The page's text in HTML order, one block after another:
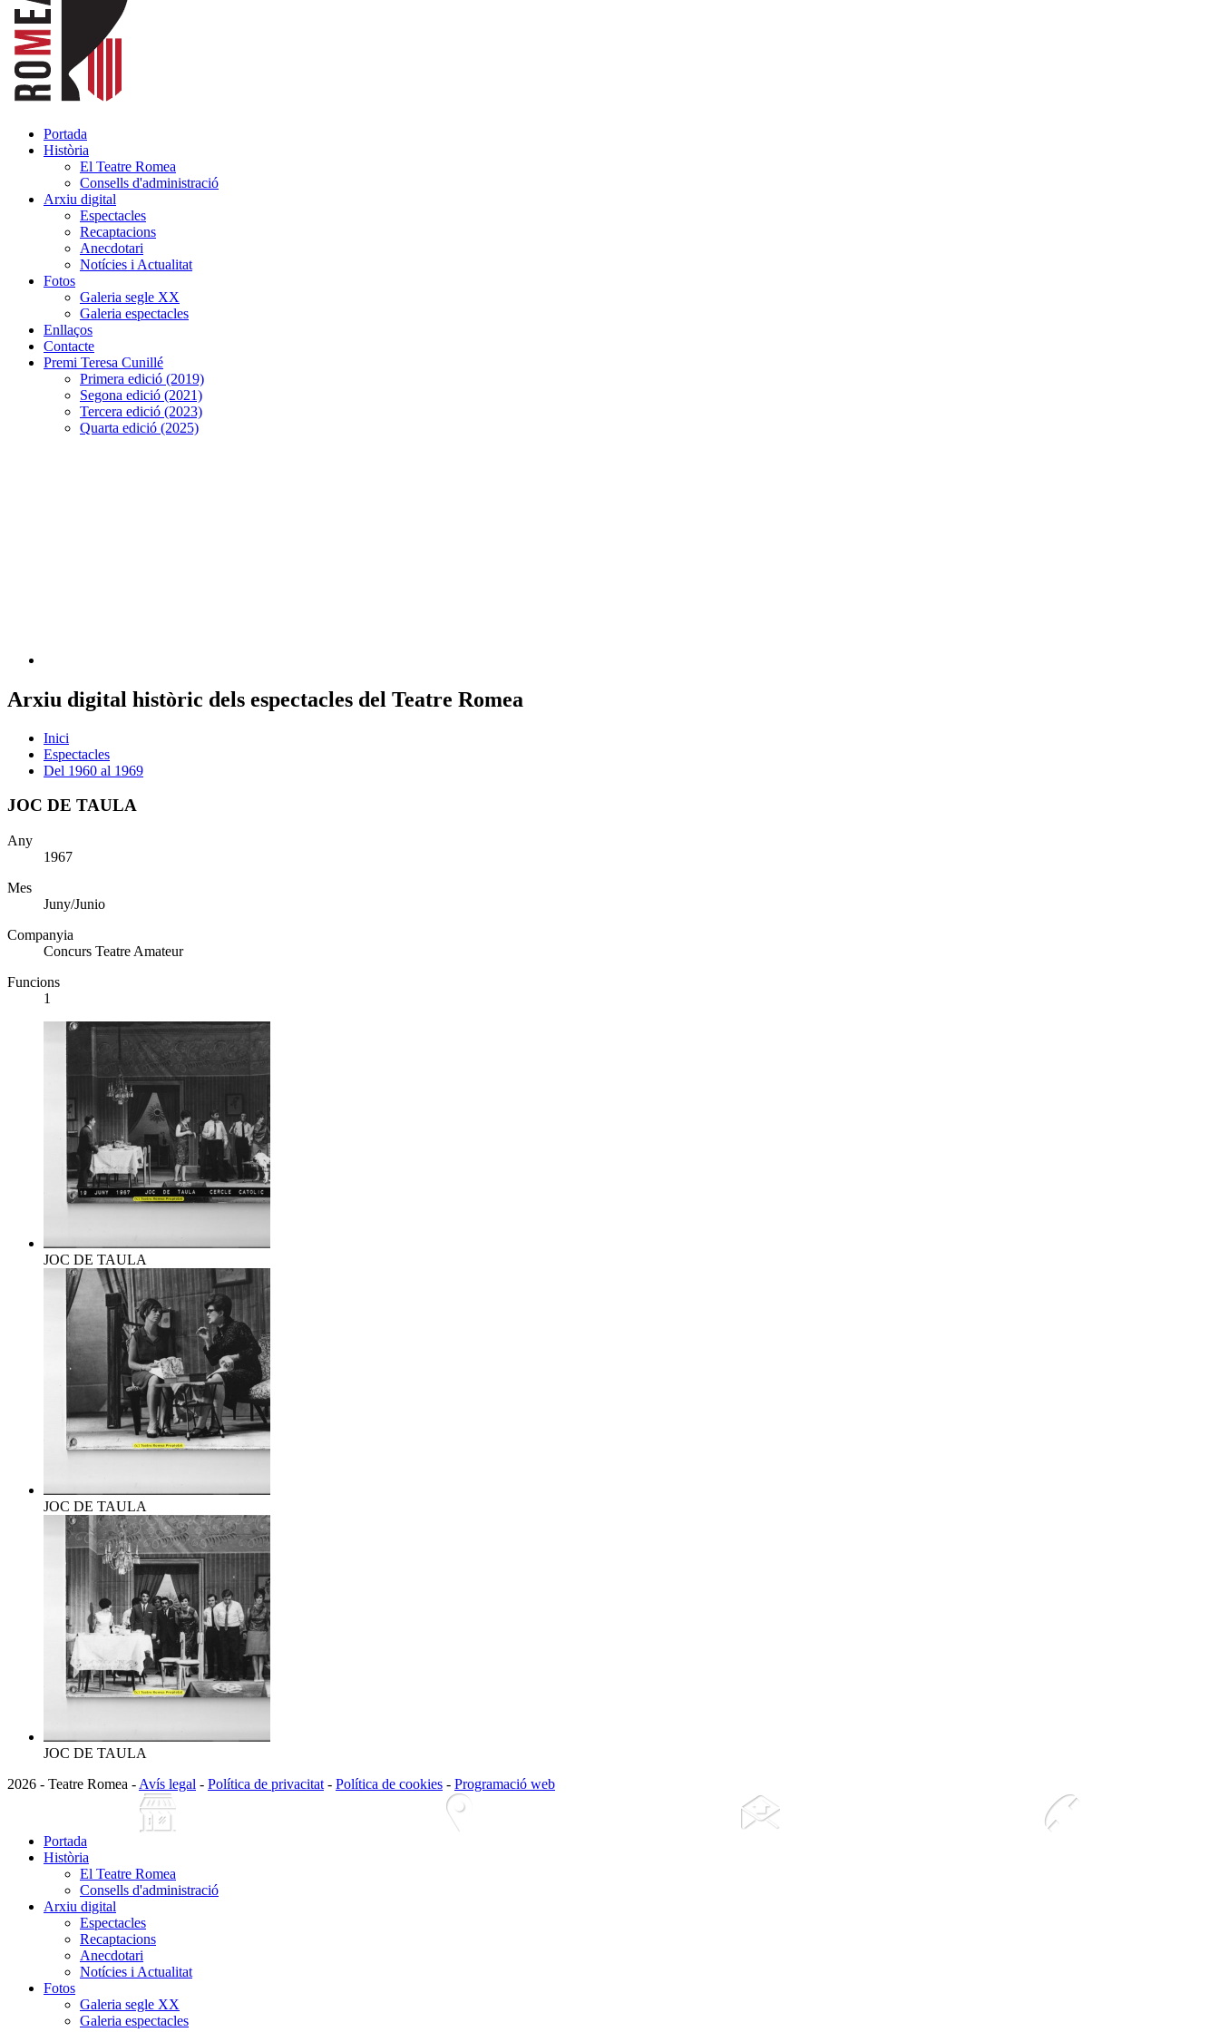
Portada
Història
El Teatre Romea
Consells d'administració
Arxiu digital
Espectacles
Recaptacions
Anecdotari
Notícies i Actualitat
Fotos
Galeria segle XX
Galeria espectacles
Enllaços
Contacte
Premi Teresa Cunillé
Primera edició (2019)
Segona edició (2021)
Tercera edició (2023)
Quarta edició (2025)
Arxiu digital històric dels espectacles del Teatre Romea
Inici
Espectacles
Del 1960 al 1969
JOC DE TAULA
Any
1967
Mes
Juny/Junio
Companyia
Concurs Teatre Amateur
Funcions
1
JOC DE TAULA
JOC DE TAULA
JOC DE TAULA
2026 - Teatre Romea - Avís legal - Política de privacitat - Política de cookies - Programació web
Portada
Història
El Teatre Romea
Consells d'administració
Arxiu digital
Espectacles
Recaptacions
Anecdotari
Notícies i Actualitat
Fotos
Galeria segle XX
Galeria espectacles